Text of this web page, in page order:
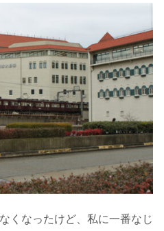
くなったけど、私に一番なじ